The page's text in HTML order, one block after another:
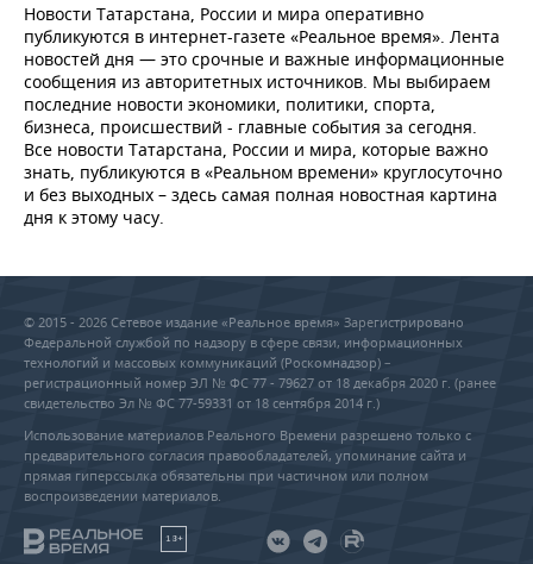
Новости Татарстана, России и мира оперативно
публикуются в интернет-газете «Реальное время». Лента
новостей дня — это срочные и важные информационные
сообщения из авторитетных источников. Мы выбираем
последние новости экономики, политики, спорта,
бизнеса, происшествий - главные события за сегодня.
Все новости Татарстана, России и мира, которые важно
знать, публикуются в «Реальном времени» круглосуточно
и без выходных – здесь самая полная новостная картина
дня к этому часу.
© 2015 - 2026 Сетевое издание «Реальное время» Зарегистрировано
Федеральной службой по надзору в сфере связи, информационных
технологий и массовых коммуникаций (Роскомнадзор) –
регистрационный номер ЭЛ № ФС 77 - 79627 от 18 декабря 2020 г. (ранее
свидетельство Эл № ФС 77-59331 от 18 сентября 2014 г.)
Использование материалов Реального Времени разрешено только с
предварительного согласия правообладателей, упоминание сайта и
прямая гиперссылка обязательны при частичном или полном
воспроизведении материалов.
18+